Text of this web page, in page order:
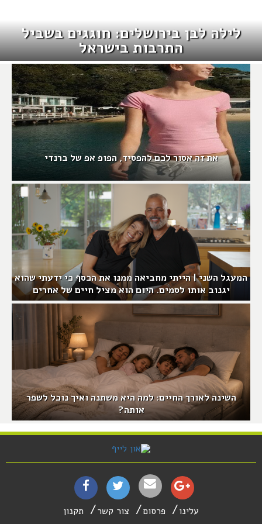
לילה לבן בירושלים: חוגגים בשביל
התרבות בישראל
את זה אסור לכם להפסיד, הפופ אפ של ברנדי
המעגל השני | הייתי מחביאה ממנו את הכסף כי ידעתי שהוא
יגנוב אותו לסמים. היום הוא מציל חיים של אחרים
השינה לאורך החיים: למה היא משתנה ואיך נוכל לשפר
אותה?
עלינו פרסום צור קשר תקנון